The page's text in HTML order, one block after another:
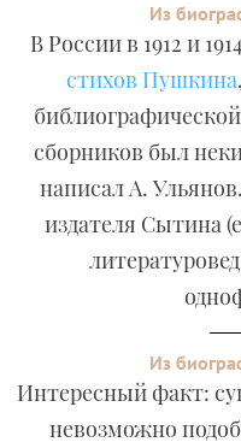
Из
В России в 1912 и
стихов Пушкина
сборников был
написал А.
издателя Сытина
Из
Интересный факт:
невозможно